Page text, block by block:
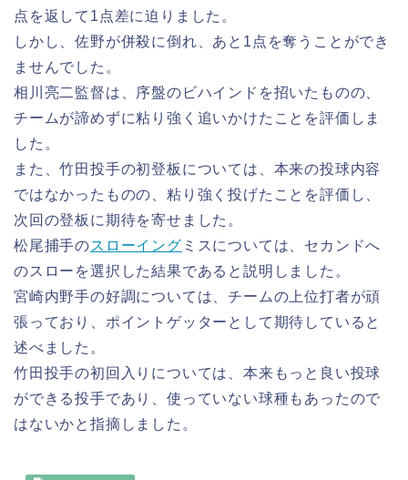
点を返して1点差に迫りました。
しかし、佐野が併殺に倒れ、あと1点を奪うことができ
ませんでした。
相川亮二監督は、序盤のビハインドを招いたものの、
チームが諦めずに粘り強く追いかけたことを評価しま
した。
また、竹田投手の初登板については、本来の投球内容
ではなかったものの、粘り強く投げたことを評価し、
次回の登板に期待を寄せました。
松尾捕手のスローイング ミスについては、セカンドへ
のスローを選択した結果であると説明しました。
宮崎内野手の好調については、チームの上位打者が頑
張っており、ポイントゲッターとして期待していると
述べました。
竹田投手の初回入りについては、本来もっと良い投球
ができる投手であり、使っていない球種もあったので
はないかと指摘しました。